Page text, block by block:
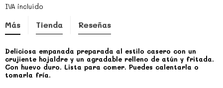
IVA incluído
Más Tienda Reseñas
Deliciosa empanada preparada al estilo casero con un
crujiente hojaldre y un agradable relleno de atún y fritada.
Con huevo duro. Lista para comer. Puedes calentarla o
tomarla fría.